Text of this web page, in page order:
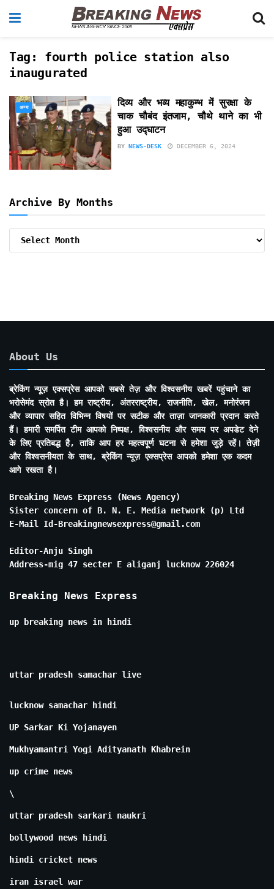
Tag: fourth police station also
inaugurated
अन्य
दिव्य और भव्य महाकुम्भ में सुरक्षा के
चाक चौबंद इंतजाम, चौथे थाने का भी
हुआ उद्घाटन
BY NEWS-DESK DECEMBER 6, 2024
Archive By Months
About Us
ब्रेकिंग न्यूज़ एक्सप्रेस आपको सबसे तेज़ और विश्वसनीय खबरें पहुंचाने का
भरोसेमंद स्रोत है। हम राष्ट्रीय, अंतरराष्ट्रीय, राजनीति, खेल, मनोरंजन
और व्यापार सहित विभिन्न विषयों पर सटीक और ताज़ा जानकारी प्रदान करते
हैं। हमारी समर्पित टीम आपको निष्पक्ष, विश्वसनीय और समय पर अपडेट देने
के लिए प्रतिबद्ध है, ताकि आप हर महत्वपूर्ण घटना से हमेशा जुड़े रहें। तेज़ी
और विश्वसनीयता के साथ, ब्रेकिंग न्यूज़ एक्सप्रेस आपको हमेशा एक कदम
आगे रखता है।
Breaking News Express (News Agency)
Sister concern of B. N. E. Media network (p) Ltd
E-Mail Id-Breakingnewsexpress@gmail.com
Editor-Anju Singh
Address-mig 47 secter E aliganj lucknow 226024
Breaking News Express
up breaking news in hindi
uttar pradesh samachar live
lucknow samachar hindi
UP Sarkar Ki Yojanayen
Mukhyamantri Yogi Adityanath Khabrein
up crime news
\
uttar pradesh sarkari naukri
bollywood news hindi
hindi cricket news
iran israel war